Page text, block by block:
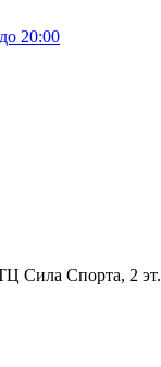
20:00
Сила Спорта, 2 эт.